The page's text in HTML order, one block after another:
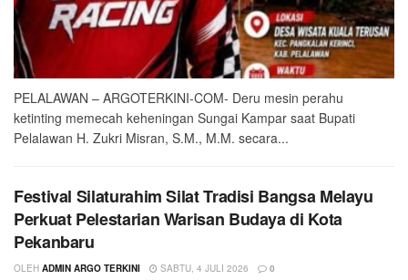
PELALAWAN – ARGOTERKINI-COM- Deru mesin perahu
ketinting memecah keheningan Sungai Kampar saat Bupati
Pelalawan H. Zukri Misran, S.M., M.M. secara...
Festival Silaturahim Silat Tradisi Bangsa Melayu
Perkuat Pelestarian Warisan Budaya di Kota
Pekanbaru
OLEH ADMIN ARGO TERKINI SABTU, 4 JULI 2026 0